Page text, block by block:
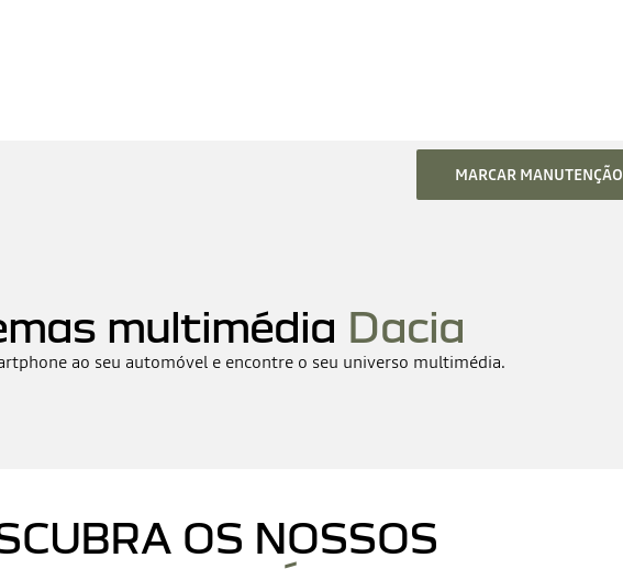
MARCAR MANUTENÇÃO
multimédia Dacia
ao seu automóvel e encontre o seu universo multimédia.
OS NOSSOS